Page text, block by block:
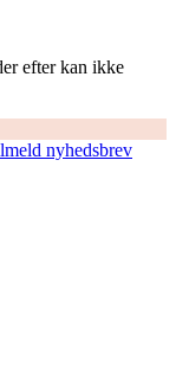
efter kan ikke
nyhedsbrev